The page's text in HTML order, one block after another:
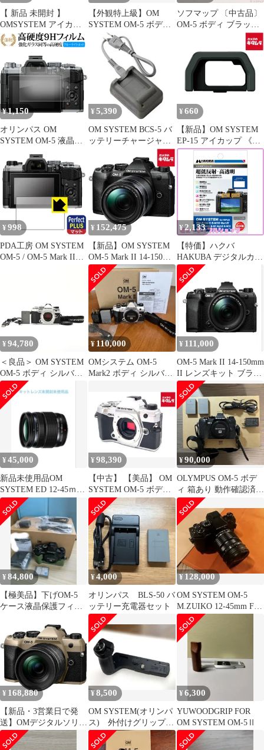
【 新品 未開封 】
OMSYSTEM アイカッ
プ EP-15 未使用 送料無
料
【外観特上級】OM
SYSTEM OM-5 ボディ
ー ブラック
ソフマップ 〔中古品〕
OM-5 ボディ ブラック
¥1,150
オリンパス OM
SYSTEM OM-5 液晶保
と 同等の 高硬度9H ブ
ルーライトカット クリ
ア光沢タイプ 改訂版
¥ 5,390
OM SYSTEM BCS-5 バ
ッテリーチャージャー
¥ 660
【新品】OM SYSTEM
EP-15 アイカップ 《納
期約１ヶ月》
¥ 998
PDA工房 OM SYSTEM
OM-5 / OM-5 Mark II対
¥ 152,475
【新品】OM SYSTEM
OM-5 Mark II 14-150mm
II レンズキット ブラッ
ク オリンパス ミラーレ
ス一眼カメラ マイクロ
フォーサーズ
¥2,133
【特価】ハクバ
HAKUBA デジタルカメ
ラ液晶保護フィルムIII
OM SYSTEM OM-
5|OM-D E-M10
MarkIV|E-M5 MarkIII|E-
M1 MarkIII|E-M1X 専用
DGF3-OOM5 液晶ガー
ド 画面保護 全光線透過
率9
¥ 94,780
＜良品＞ OM SYSTEM
OM-5 ボディ シルバー
｜ミラーレス一眼カメ
ラ｜シャッター数1,450
枚｜外観美品級｜底部
打痕・小欠けあり
¥ 110,000
OMシステム OM-5
Mark2 ボディ シルバ
¥ 111,000
OM-5 Mark II 14-150mm
II レンズキット ブラッ
ク
¥45,000
新品未使用品OM
SYSTEM ED 12-45ｍｍ
F4.0 PRO
¥98,390
【中古】 【美品】 OM
SYSTEM OM-5 ボディ
シルバー
¥90,000
OLYMPUS OM-5 ボデ
ィ 箱あり 動作確認済
撮影枚数521枚！
¥84,800
【極美品】下げOM-5
ケース液晶保護フィル
¥4,000
オリンパス BLS-50 バ
ッテリー充電器セット
¥128,000
OM SYSTEM OM-5
M.ZUIKO 12-45mm F4
PRO
¥ 168,880
【新品・3営業日で発
送】OMデジタルソリュ
ーションズ
OM5MarkII12-
¥8,500
OM SYSTEM(オリンパ
ス) 外付けグリップ
ECG-5
¥6,300
YUWOODGRIP FOR
OM SYSTEM OM-5Ⅱ